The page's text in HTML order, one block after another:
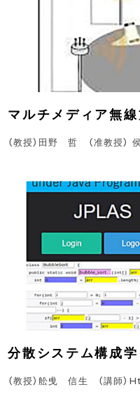
マルチメディア無
（教授）田野 哲 （准教授）
分散システム構成学
（教授）舩曵 信生 （講師